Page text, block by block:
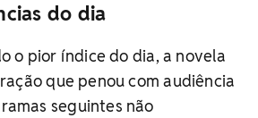
do dia
o pior índice do dia, a novela
que penou com audiência
seguintes não